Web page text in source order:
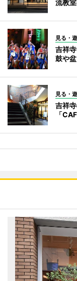
流教
見る・
吉祥
鼓や
見る・
吉祥
「